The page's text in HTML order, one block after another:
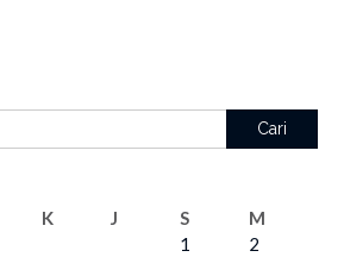
Cari
K J S
M
1
2